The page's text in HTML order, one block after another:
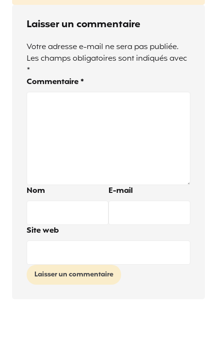
Laisser un commentaire
Votre adresse e-mail ne sera pas publiée.
Les champs obligatoires sont indiqués avec
*
Commentaire *
Nom E-mail
Site web